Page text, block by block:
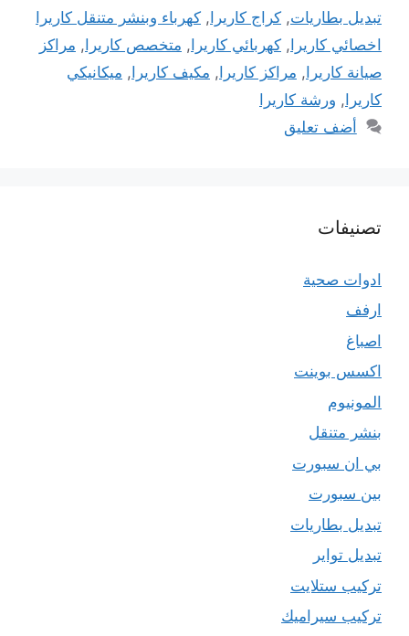
تبديل بطاريات, كراج كاريرا, كهرباء وبنشر متنقل كاريرا
اخصائي كاريرا, كهربائي كاريرا, متخصص كاريرا, مراكز
صيانة كاريرا, مراكز كاريرا, مكيف كاريرا, ميكانيكي
كاريرا, ورشة كاريرا
أضف تعليق
تصنيفات
ادوات صحية
ارفف
اصباغ
اكسس بوينت
المونيوم
بنشر متنقل
بي ان سبورت
بين سبورت
تبديل بطاريات
تبديل تواير
تركيب ستلايت
تركيب سيراميك